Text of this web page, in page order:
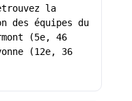
la
des équipes du
(5e, 46
(12e, 36